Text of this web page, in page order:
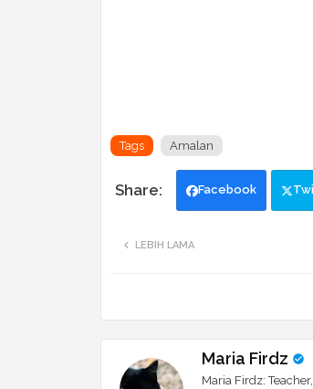
Tags Amalan
Facebook
LEBIH LAMA
Maria Firdz
Maria Firdz: